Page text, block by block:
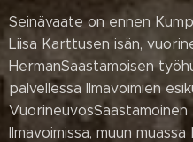
Seinävaate on ennen
Liisa Karttusen isän,
HermanSaastamoisen
palvellessa Ilmavoimien
VuorineuvosSaastamoinen
Ilmavoimissa, muun